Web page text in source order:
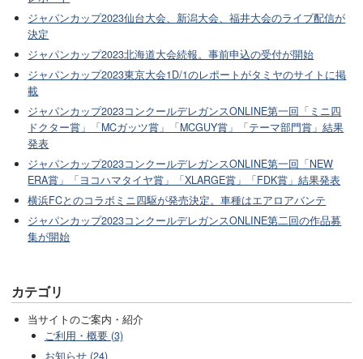
ジャパンカップ2023仙台大会、新潟大会、福井大会のライブ配信が
決定
ジャパンカップ2023北海道大会続報。事前申込の受付が開始
ジャパンカップ2023東京大会1D/1のレポートがタミヤのサイトに掲
載
ジャパンカップ2023コンクールデレガンスONLINE第一回「ミニ四
ドクター賞」「MCガッツ賞」「MCGUY賞」「テーマ部門賞」結果
発表
ジャパンカップ2023コンクールデレガンスONLINE第一回「NEW
ERA賞」「ヨコハマタイヤ賞」「XLARGE賞」「FDK賞」結果発表
横浜FCとのコラボミニ四駆が発売決定。車種はエアロアバンテ
ジャパンカップ2023コンクールデレガンスONLINE第二回の作品募
集が開始
カテゴリ
当サイトのご案内・紹介
ご利用・概要 (3)
お知らせ (24)